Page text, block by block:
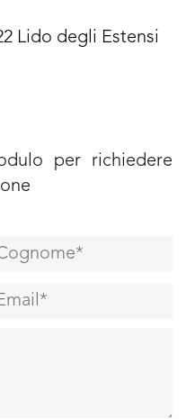
Lido degli Estensi
per richiedere